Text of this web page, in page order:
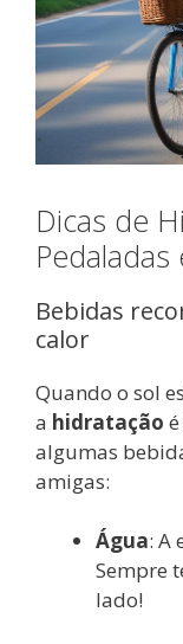
Dicas de
Bebidas
calor
Quando o sol
a hidratação
algumas
amigas:
Água: A
Sempre
lado!